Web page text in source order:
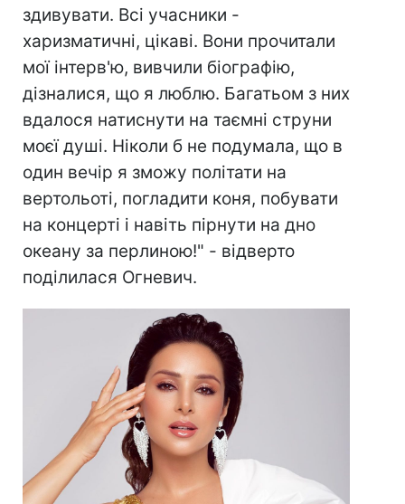
здивувати. Всі учасники -
харизматичні, цікаві. Вони прочитали
мої інтерв'ю, вивчили біографію,
дізналися, що я люблю. Багатьом з них
вдалося натиснути на таємні струни
моєї душі. Ніколи б не подумала, що в
один вечір я зможу політати на
вертольоті, погладити коня, побувати
на концерті і навіть пірнути на дно
океану за перлиною!" - відверто
поділилася Огневич.